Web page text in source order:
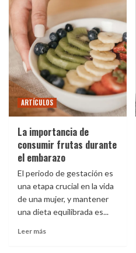
ARTÍCULOS
La importancia de
consumir frutas durante
el embarazo
El periodo de gestación es
una etapa crucial en la vida
de una mujer, y mantener
una dieta equilibrada es...
Leer más